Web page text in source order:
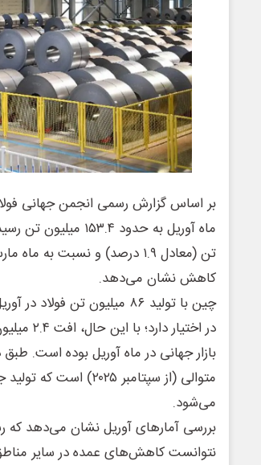
کاهش نشان می‌دهد.
در
بازار جهانی در ماه آوریل بوده است.
متوالی (از سپتامبر
می‌شود.